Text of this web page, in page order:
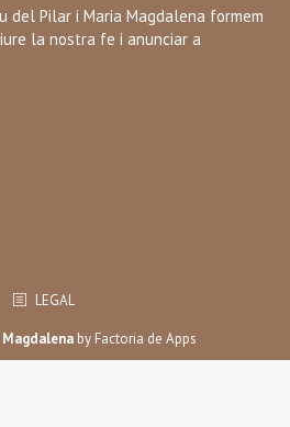
del Pilar i Maria Magdalena formem
la nostra fe i anunciar a
LEGAL
by Factoria de Apps